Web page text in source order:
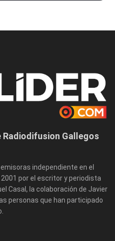
Gallegos
independiente en el
2001 por el escritor y periodista
Casal, la colaboración de Javier
personas que han participado